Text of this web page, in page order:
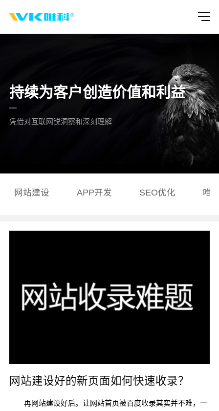
持续为客户创造价值和利益
凭借对互联网锐洞察和深刻理解
网站建设 APP开发 SEO优化 唯
网站建设好的新页面如何快速收录？
再网站建设好后。让网站首页被百度收录其实并不难，一